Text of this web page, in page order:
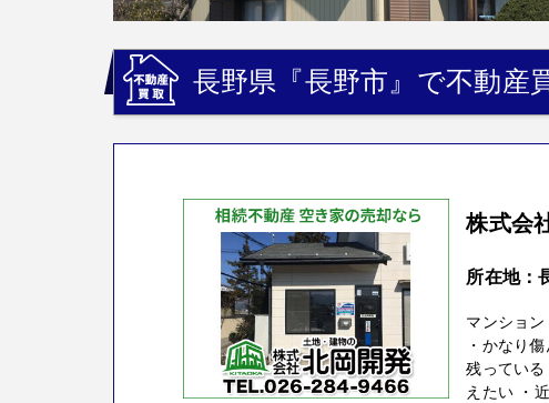
長野県『長野市』で不動産
株式会
所在地：
マンショ
・かなり
残ってい
えたい ・